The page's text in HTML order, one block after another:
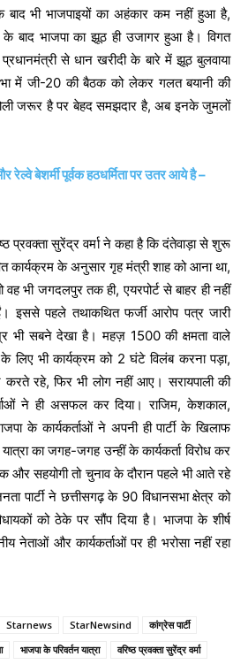
बाद भी भाजपाइयों का अहंकार कम नहीं हुआ है,
बाद भाजपा का झूठ ही उजागर हुआ है। विगत
से धान खरीदी के बारे में झूठ बुलवाया
में जी-20 की बैठक को लेकर गलत बयानी की
जरूर है पर बेहद समझदार है, अब इनके जुमलों
बेशर्मी पूर्वक हठधर्मिता पर उतर आये है –
प्रवक्ता सुरेंद्र वर्मा ने कहा है कि दंतेवाड़ा से शुरू
कार्यक्रम के अनुसार गृह मंत्री शाह को आना था,
भी जगदलपुर तक ही, एयरपोर्ट से बाहर ही नहीं
इससे पहले तथाकथित फर्जी आरोप पत्र जारी
भी सबने देखा है। महज़ 1500 की क्षमता वाले
लिए भी कार्यक्रम को 2 घंटे विलंब करना पड़ा,
करते रहे, फिर भी लोग नहीं आए। सरायपाली की
ने ही असफल कर दिया। राजिम, केशकाल,
के कार्यकर्ताओं ने अपनी ही पार्टी के खिलाफ
यात्रा का जगह-जगह उन्हीं के कार्यकर्ता विरोध कर
और सहयोगी तो चुनाव के दौरान पहले भी आते रहे
पार्टी ने छत्तीसगढ़ के 90 विधानसभा क्षेत्र को
को ठेके पर सौंप दिया है। भाजपा के शीर्ष
नेताओं और कार्यकर्ताओं पर ही भरोसा नहीं रहा
Starnews StarNewsind
कांग्रेस पार्टी
भाजपा के परिवर्तन यात्रा वरिष्ठ प्रवक्ता सुरेंद्र वर्मा